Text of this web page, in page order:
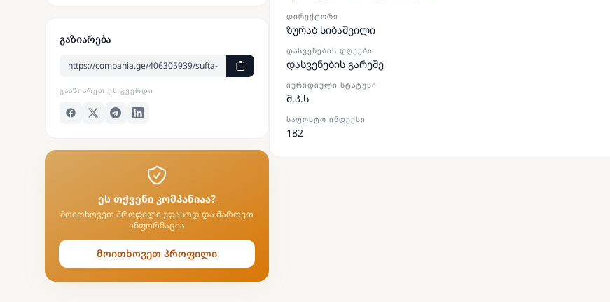
გაზიარება
ᲒᲐᲐᲖᲘᲐᲠᲔᲗ ᲔᲡ ᲒᲕᲔᲠᲓᲘ
ეს თქვენი კომპანიაა?
მოითხოვეთ პროფილი უფასოდ და მართეთ
ინფორმაცია
მოითხოვეთ პროფილი
ᲓᲘᲠᲔᲥᲢᲝᲠᲘ
ზურაბ სიბაშვილი
ᲓᲐᲡᲕᲔᲜᲔᲑᲘᲡ ᲓᲦᲔᲔᲑᲘ
დასვენების გარეშე
ᲘᲣᲠᲘᲓᲘᲣᲚᲘ ᲡᲢᲐᲢᲣᲡᲘ
შ.პ.ს
ᲡᲐᲤᲝᲡᲢᲝ ᲘᲜᲓᲔᲥᲡᲘ
182